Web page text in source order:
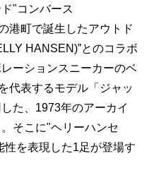
"コンバース
港町で誕生したアウトド
HANSEN)”とのコラボ
ーションスニーカーのベ
代表するモデル「ジャッ
た、1973年のアーカイ
そこに"ヘリーハンセ
性を表現した1足が登場す